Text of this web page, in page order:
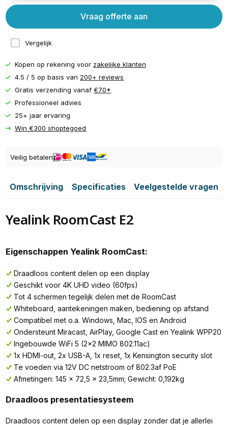
Vergelijk
Vraag offerte aan
Kopen op rekening voor zakelijke klanten
4.5 / 5 op basis van 200+ reviews
Gratis verzending vanaf€70*
Professioneel advies
25+ jaar ervaring
Win €300 shoptegoed
Veilig betalen
Omschrijving Specificaties Veelgestelde vragen
Yealink RoomCast E2
Eigenschappen Yealink RoomCast:
Draadloos content delen op een display
Geschikt voor 4K UHD video (60fps)
Tot 4 schermen tegelijk delen met de RoomCast
Whiteboard, aantekeningen maken, bediening op afstand
Compatibel met o.a. Windows, Mac, IOS en Android
Ondersteunt Miracast, AirPlay, Google Cast en Yealink WPP20
Ingebouwde WiFi 5 (2x2 MIMO 802.11ac)
1x HDMI-out, 2x USB-A, 1x reset, 1x Kensington security slot
Te voeden via 12V DC netstroom of 802.3af PoE
Afmetingen: 145 x 72,5 x 23,5mm; Gewicht: 0,192kg
Draadloos presentatiesysteem
Draadloos content delen op een display zonder dat je allerlei